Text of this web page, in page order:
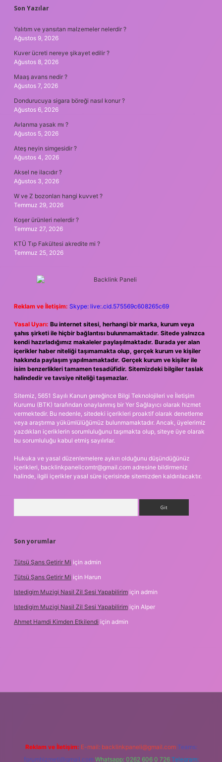
SIDEBAR
Son Yazılar
Yalıtım ve yansıtan malzemeler nelerdir ?
Ağustos 9, 2026
Kuver ücreti nereye şikayet edilir ?
Ağustos 8, 2026
Maaş avans nedir ?
Ağustos 7, 2026
Dondurucuya sigara böreği nasıl konur ?
Ağustos 6, 2026
Avlanma yasak mı ?
Ağustos 5, 2026
Ateş neyin simgesidir ?
Ağustos 4, 2026
Aksel ne ilacıdır ?
Ağustos 3, 2026
W ve Z bozonları hangi kuvvet ?
Temmuz 29, 2026
Koşer ürünleri nelerdir ?
Temmuz 27, 2026
KTÜ Tıp Fakültesi akredite mi ?
Temmuz 25, 2026
Reklam ve İletişim: Skype: live:.cid.575569c608265c69
Yasal Uyarı: Bu internet sitesi, herhangi bir marka, kurum veya
şahıs şirketi ile hiçbir bağlantısı bulunmamaktadır. Sitede yalnızca
kendi hazırladığımız makaleler paylaşılmaktadır. Burada yer alan
içerikler haber niteliği taşımamakta olup, gerçek kurum ve kişiler
hakkında paylaşım yapılmamaktadır. Gerçek kurum ve kişiler ile
isim benzerlikleri tamamen tesadüfidir. Sitemizdeki bilgiler taslak
halindedir ve tavsiye niteliği taşımazlar.
Sitemiz, 5651 Sayılı Kanun gereğince Bilgi Teknolojileri ve İletişim
Kurumu (BTK) tarafından onaylanmış bir Yer Sağlayıcı olarak hizmet
vermektedir. Bu nedenle, sitedeki içerikleri proaktif olarak denetleme
veya araştırma yükümlülüğümüz bulunmamaktadır. Ancak, üyelerimiz
yazdıkları içeriklerin sorumluluğunu taşımakta olup, siteye üye olarak
bu sorumluluğu kabul etmiş sayılırlar.
Hukuka ve yasal düzenlemelere aykırı olduğunu düşündüğünüz
içerikleri, backlinkpanelicomtr@gmail.com adresine bildirmeniz
halinde, ilgili içerikler yasal süre içerisinde sitemizden kaldırılacaktır.
Son yorumlar
Tütsü Şans Getirir Mi için admin
Tütsü Şans Getirir Mi için Harun
Istedigim Muzigi Nasil Zil Sesi Yapabilirim için admin
Istedigim Muzigi Nasil Zil Sesi Yapabilirim için Alper
Ahmet Hamdi Kimden Etkilendi için admin
Reklam ve İletişim: E-mail: backlinkpaneli@gmail.com Teams:
forumhizmeti@gmail.com Whatsapp: 0262 606 0 726 Telegram: